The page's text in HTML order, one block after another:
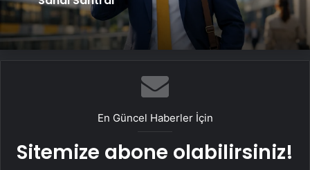
Sanal Santral
Reklam Ajansı, SEO Ajansı ve Web
En Güncel Haberler İçin
Sitemize abone olabilirsiniz!